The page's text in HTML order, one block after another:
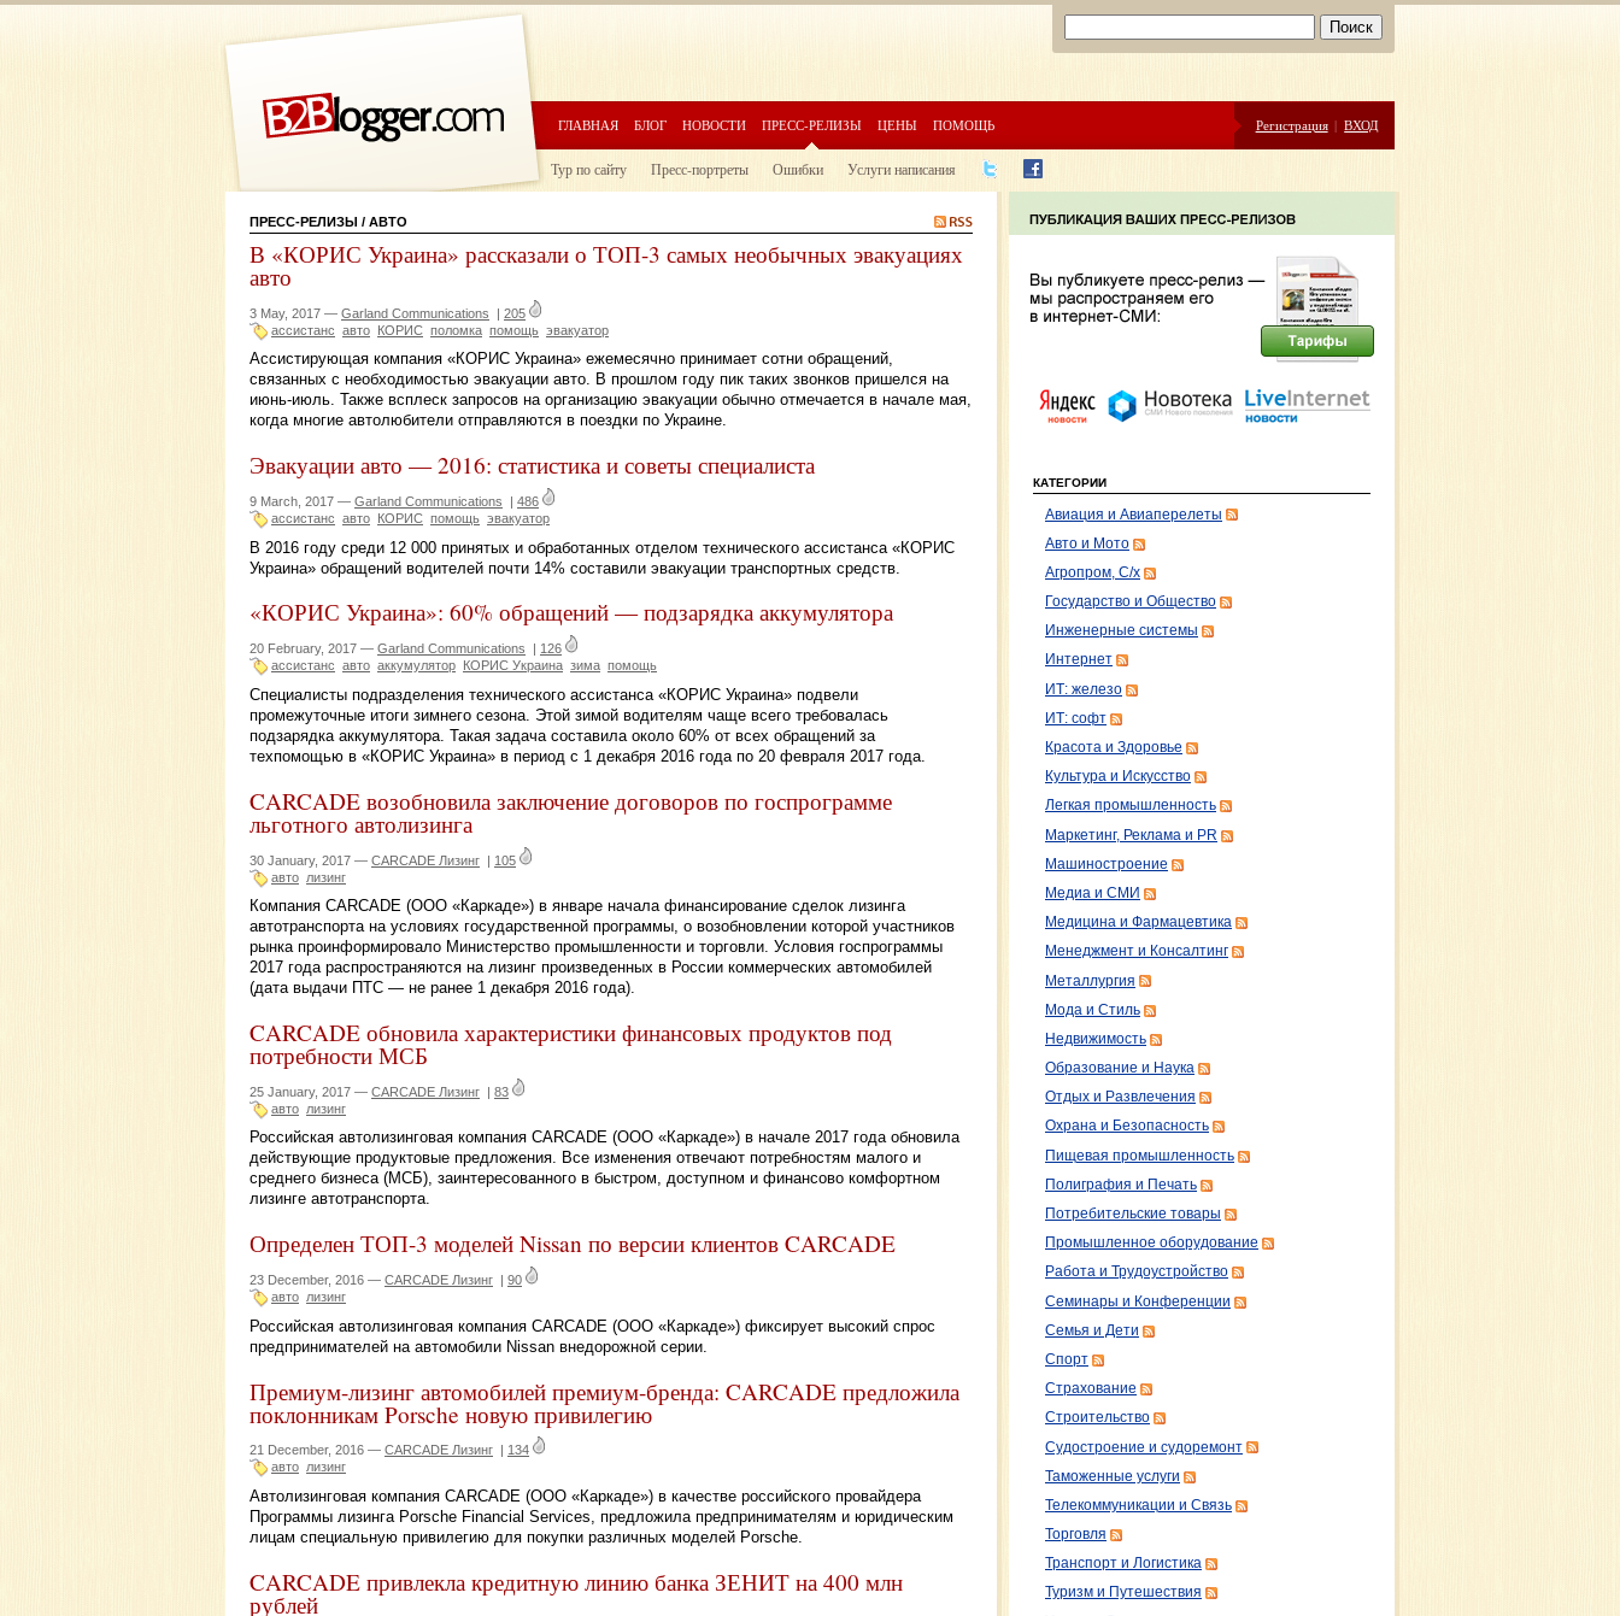
ГЛАВНАЯ БЛОГ НОВОСТИ ПРЕСС-РЕЛИЗЫ ЦЕНЫ ПОМОЩЬ Регистрация | ВХОД
Тур по сайту Пресс-портреты Ошибки Услуги написания
ПРЕСС-РЕЛИЗЫ / АВТО
В «КОРИС Украина» рассказали о ТОП-3 самых необычных эвакуациях
авто
3 May, 2017 — Garland Communications | 205
ассистанс авто КОРИС поломка помощь эвакуатор
Ассистирующая компания «КОРИС Украина» ежемесячно принимает сотни обращений,
связанных с необходимостью эвакуации авто. В прошлом году пик таких звонков пришелся на
июнь-июль. Также всплеск запросов на организацию эвакуации обычно отмечается в начале мая,
когда многие автолюбители отправляются в поездки по Украине.
Эвакуации авто — 2016: статистика и советы специалиста
9 March, 2017 — Garland Communications | 486
ассистанс авто КОРИС помощь эвакуатор
В 2016 году среди 12 000 принятых и обработанных отделом технического ассистанса «КОРИС
Украина» обращений водителей почти 14% составили эвакуации транспортных средств.
«КОРИС Украина»: 60% обращений — подзарядка аккумулятора
20 February, 2017 — Garland Communications
126
ассистанс авто аккумулятор КОРИС Украина зима помощь
Специалисты подразделения технического ассистанса «КОРИС Украина» подвели
промежуточные итоги зимнего сезона. Этой зимой водителям чаще всего требовалась
подзарядка аккумулятора. Такая задача составила около 60% от всех обращений за
техпомощью в «КОРИС Украина» в период с 1 декабря 2016 года по 20 февраля 2017 года.
CARCADE возобновила заключение договоров по госпрограмме
льготного автолизинга
30 January, 2017 — CARCADE Лизинг | 105
авто лизинг
Компания CARCADE (ООО «Каркаде») в январе начала финансирование сделок лизинга
автотранспорта на условиях государственной программы, о возобновлении которой участников
рынка проинформировало Министерство промышленности и торговли. Условия госпрограммы
2017 года распространяются на лизинг произведенных в России коммерческих автомобилей
(дата выдачи ПТС — не ранее 1 декабря 2016 года).
CARCADE обновила характеристики финансовых продуктов под
потребности МСБ
25 January, 2017 — CARCADE Лизинг | 83
авто лизинг
Российская автолизинговая компания CARCADE (ООО «Каркаде») в начале 2017 года обновила
действующие продуктовые предложения. Все изменения отвечают потребностям малого и
среднего бизнеса (МСБ), заинтересованного в быстром, доступном и финансово комфортном
лизинге автотранспорта.
Определен ТОП-3 моделей Nissan по версии клиентов CARCADE
23 December, 2016 — CARCADE Лизинг | 90
авто лизинг
Российская автолизинговая компания CARCADE (ООО «Каркаде») фиксирует высокий спрос
предпринимателей на автомобили Nissan внедорожной серии.
Премиум-лизинг автомобилей премиум-бренда: CARCADE предложила
поклонникам Porsche новую привилегию
21 December, 2016 — CARCADE Лизинг
134
авто лизинг
Автолизинговая компания CARCADE (ООО «Каркаде») в качестве российского провайдера
Программы лизинга Porsche Financial Services, предложила предпринимателям и юридическим
лицам специальную привилегию для покупки различных моделей Porsche.
CARCADE привлекла кредитную линию банка ЗЕНИТ на 400 млн
рублей
КАТЕГОРИИ
Авиация и Авиаперелеты
Авто и Мото
Агропром, С/х
Государство и Общество
Инженерные системы
Интернет
ИТ: железо
ИТ: софт
Красота и Здоровье
Культура и Искусство
Легкая промышленность
Маркетинг, Реклама и PR
Машиностроение
Медиа и СМИ
Медицина и Фармацевтика
Менеджмент и Консалтинг
Металлургия
Мода и Стиль
Недвижимость
Образование и Наука
Отдых и Развлечения
Охрана и Безопасность
Пищевая промышленность
Полиграфия и Печать
Потребительские товары
Промышленное оборудование
Работа и Трудоустройство
Семинары и Конференции
Семья и Дети
Спорт
Страхование
Строительство
Судостроение и судоремонт
Таможенные услуги
Телекоммуникации и Связь
Торговля
Транспорт и Логистика
Туризм и Путешествия